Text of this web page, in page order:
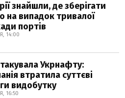
знайшли, де зберігати
на випадок тривалої
портів
14:00
Укрнафту:
втратила суттєві
видобутку
16:50